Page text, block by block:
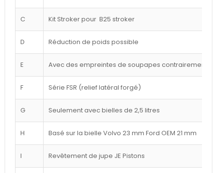
C Kit Stroker pour B25 stroker
D Réduction de poids possible
E Avec des empreintes de soupapes contrairement à
F Série FSR (relief latéral forgé)
G Seulement avec bielles de 2,5 litres
H Basé sur la bielle Volvo 23 mm Ford OEM 21 mm
I Revêtement de jupe JE Pistons